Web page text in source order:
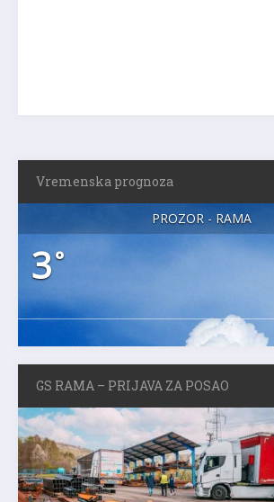
Vremenska prognoza
PROZOR - RAMA
3°
GS RAMA – PRIJAVA ZA POSAO